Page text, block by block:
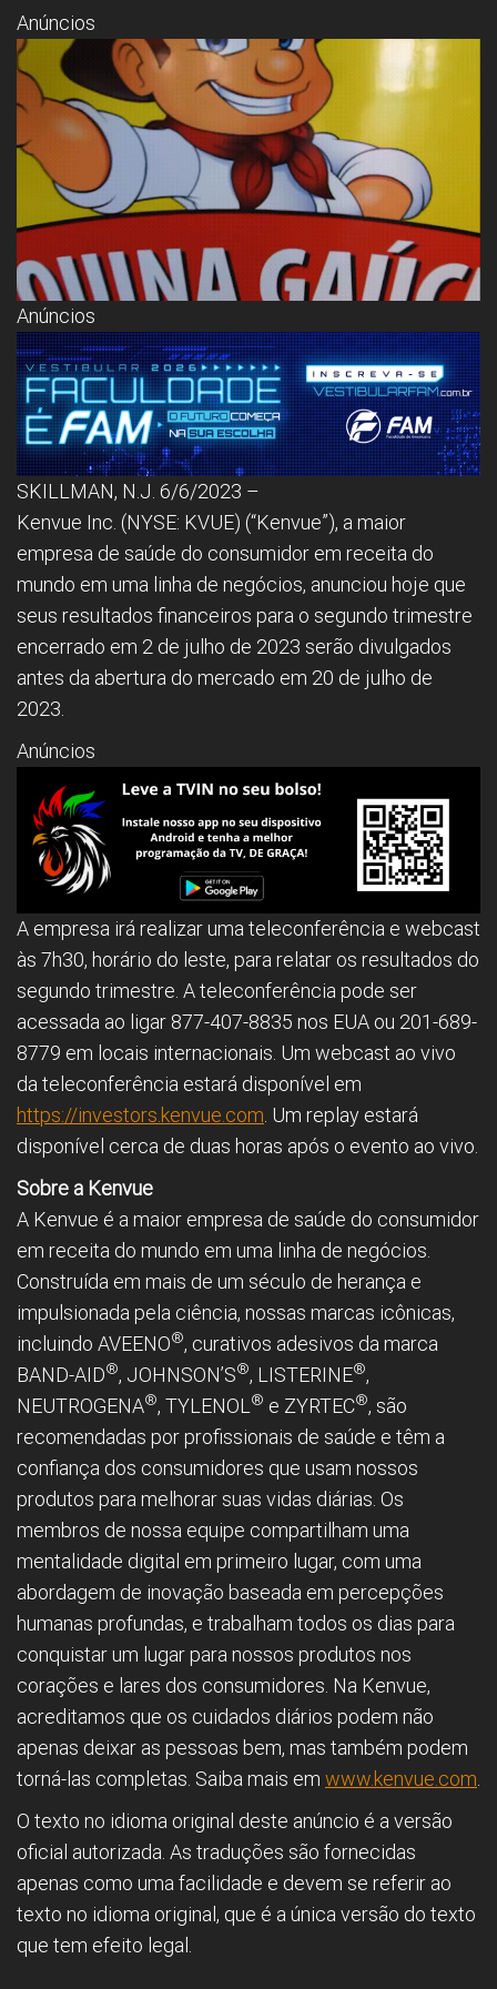
Assembleia
Legislativa,
Senado, São Paulo,
Rio de Janeiro,
Brasília, Nordeste,
Norte, Centro-
Oeste, Sul, Sudeste,
Gastronomia,
Vinhos, Bebidas,
Cervejas, Comida,
Receitas, Chef, RH,
Emprego,
Empreendedorismo,
Negócios,
Anúncios
Anúncios
SKILLMAN, N.J. 6/6/2023 –
Kenvue Inc. (NYSE: KVUE) (“Kenvue”), a maior
empresa de saúde do consumidor em receita do
mundo em uma linha de negócios, anunciou hoje que
seus resultados financeiros para o segundo trimestre
encerrado em 2 de julho de 2023 serão divulgados
antes da abertura do mercado em 20 de julho de
2023.
Anúncios
A empresa irá realizar uma teleconferência e webcast
às 7h30, horário do leste, para relatar os resultados do
segundo trimestre. A teleconferência pode ser
acessada ao ligar 877-407-8835 nos EUA ou 201-689-
8779 em locais internacionais. Um webcast ao vivo
da teleconferência estará disponível em
https://investors.kenvue.com . Um replay estará
disponível cerca de duas horas após o evento ao vivo.
Sobre a Kenvue
A Kenvue é a maior empresa de saúde do consumidor
em receita do mundo em uma linha de negócios.
Construída em mais de um século de herança e
impulsionada pela ciência, nossas marcas icônicas,
incluindo AVEENO®, curativos adesivos da marca
BAND-AID®, JOHNSON’S®, LISTERINE®,
NEUTROGENA®, TYLENOL ® e ZYRTEC®, são
recomendadas por profissionais de saúde e têm a
confiança dos consumidores que usam nossos
produtos para melhorar suas vidas diárias. Os
membros de nossa equipe compartilham uma
mentalidade digital em primeiro lugar, com uma
abordagem de inovação baseada em percepções
humanas profundas, e trabalham todos os dias para
conquistar um lugar para nossos produtos nos
corações e lares dos consumidores. Na Kenvue,
acreditamos que os cuidados diários podem não
apenas deixar as pessoas bem, mas também podem
torná-las completas. Saiba mais em www.kenvue.com
O texto no idioma original deste anúncio é a versão
oficial autorizada. As traduções são fornecidas
apenas como uma facilidade e devem se referir ao
texto no idioma original, que é a única versão do texto
que tem efeito legal.